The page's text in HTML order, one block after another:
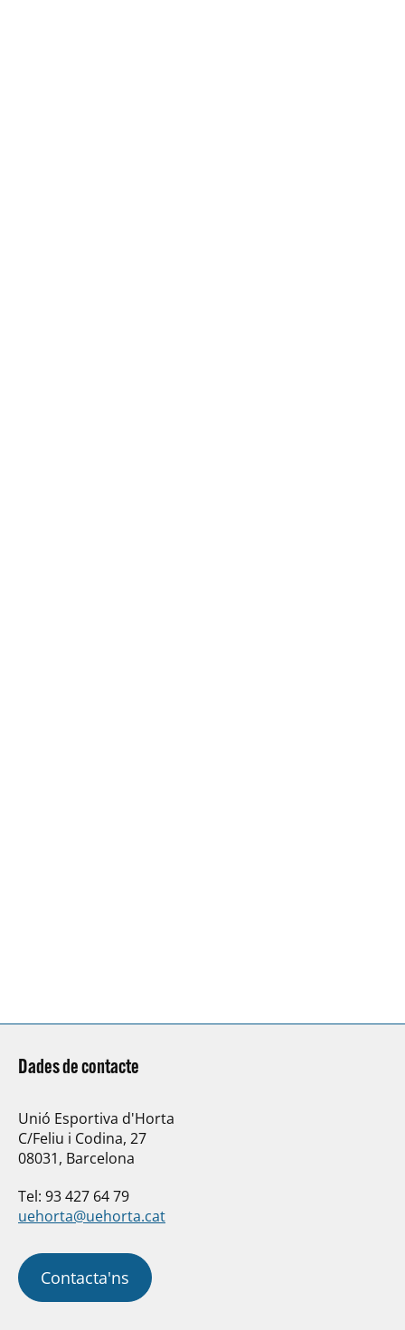
Dades de contacte
Unió Esportiva d'Horta
C/Feliu i Codina, 27
08031, Barcelona
Tel: 93 427 64 79
uehorta@uehorta.cat
Contacta'ns